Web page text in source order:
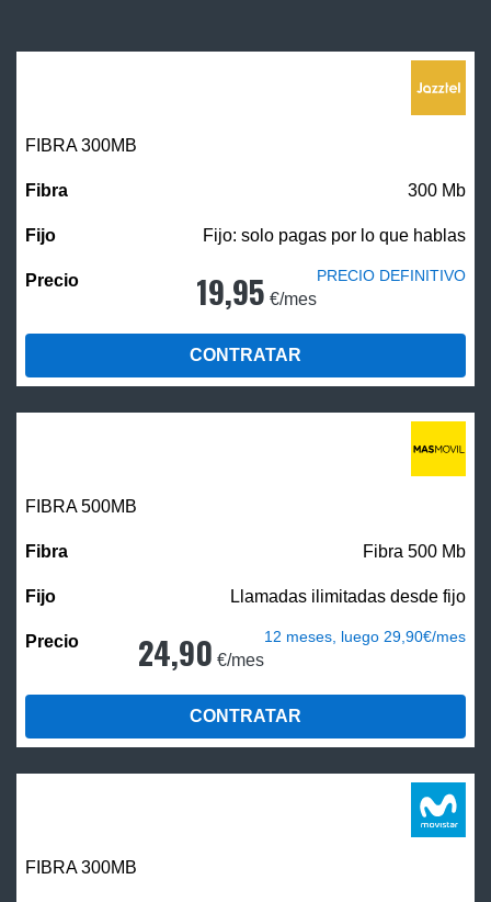
FIBRA 300MB
300 Mb
Fijo: solo pagas por lo que hablas
19,95 €/mes
PRECIO DEFINITIVO
CONTRATAR
FIBRA500MB
Fibra 500 Mb
Llamadas ilimitadas desde fijo
24,90 €/mes
12 meses, luego 29,90€/mes
CONTRATAR
FIBRA 300MB